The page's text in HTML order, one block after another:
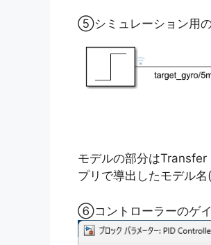
⑤シミュレーション用
モデルの部分はTransfer
プリで導出したモデル
⑥コントローラーのゲ